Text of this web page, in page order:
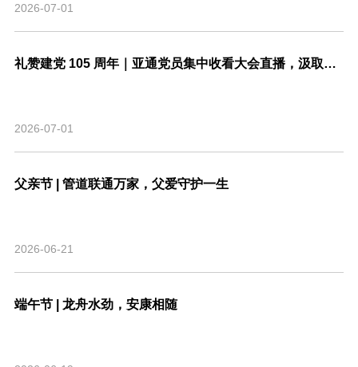
2026-07-01
礼赞建党 105 周年｜亚通党员集中收看大会直播，汲取奋进力量
2026-07-01
父亲节 | 管道联通万家，父爱守护一生
2026-06-21
端午节 | 龙舟水劲，安康相随